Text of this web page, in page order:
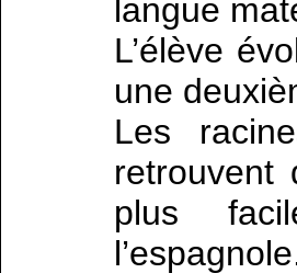
langue
L’élève
une
Les
retrouvent
plus